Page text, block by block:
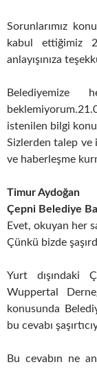
Sorunlarımız
kabul ettiğimiz
anlayışınıza
Belediyemize
istenilen bilgi
Sizlerden talep
ve haberleşme
Timur Aydoğan
Çepni Belediye
Evet, okuyan her
Çünkü bizde
Yurt dışındaki
Wuppertal
konusunda
bu cevabı
Bu cevabın ne